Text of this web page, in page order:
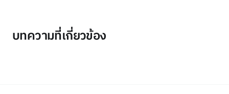
บทความที่เกี่ยวข้อง